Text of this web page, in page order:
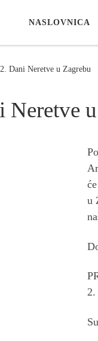
NASLOVNICA
2. Dani Neretve u Zagrebu
Neretve
u
2.